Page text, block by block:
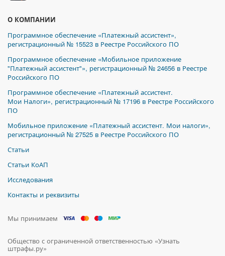
Общество с ограниченной ответственностью «Узнать
штрафы.ру»
О КОМПАНИИ
Программное обеспечение «Платежный ассистент»,
регистрационный № 15523 в Реестре Российского ПО
Программное обеспечение «Мобильное приложение
"Платежный ассистент"», регистрационный № 24656 в Реестре
Российского ПО
Программное обеспечение «Платежный ассистент.
Мои Налоги», регистрационный № 17196 в Реестре Российского
ПО
Мобильное приложение «Платежный ассистент. Мои налоги»,
регистрационный № 27525 в Реестре Российского ПО
Статьи
Статьи КоАП
Исследования
Контакты и реквизиты
Мы принимаем